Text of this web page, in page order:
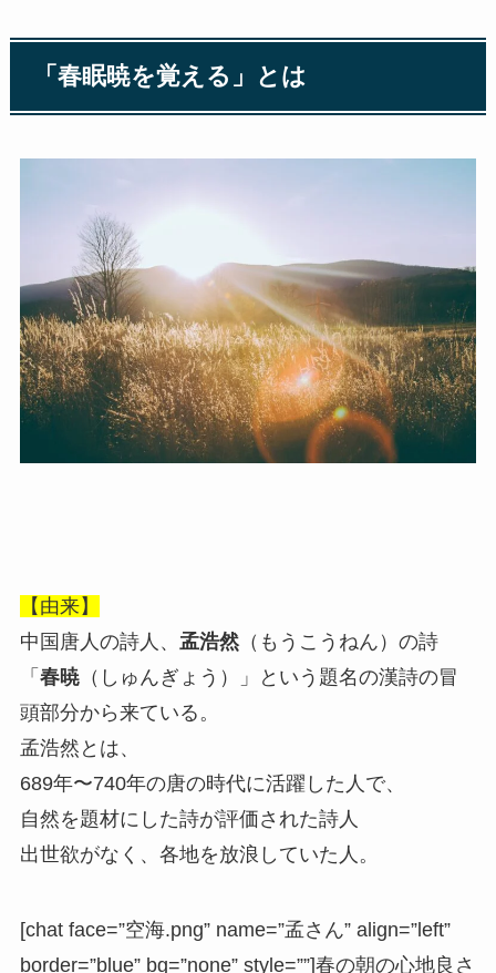
「春眠暁を覚える」とは
【由来】
中国唐人の詩人、 孟浩然（もうこうねん）の詩
「 春暁（しゅんぎょう）」という題名の漢詩の冒
頭部分から来ている。
孟浩然とは、
689年〜740年の唐の時代に活躍した人で、
自然を題材にした詩が評価された詩人
出世欲がなく、各地を放浪していた人。
[chat face=”空海.png” name=”孟さん” align=”left”
border=”blue” bg=”none” style=””]春の朝の心地良さ